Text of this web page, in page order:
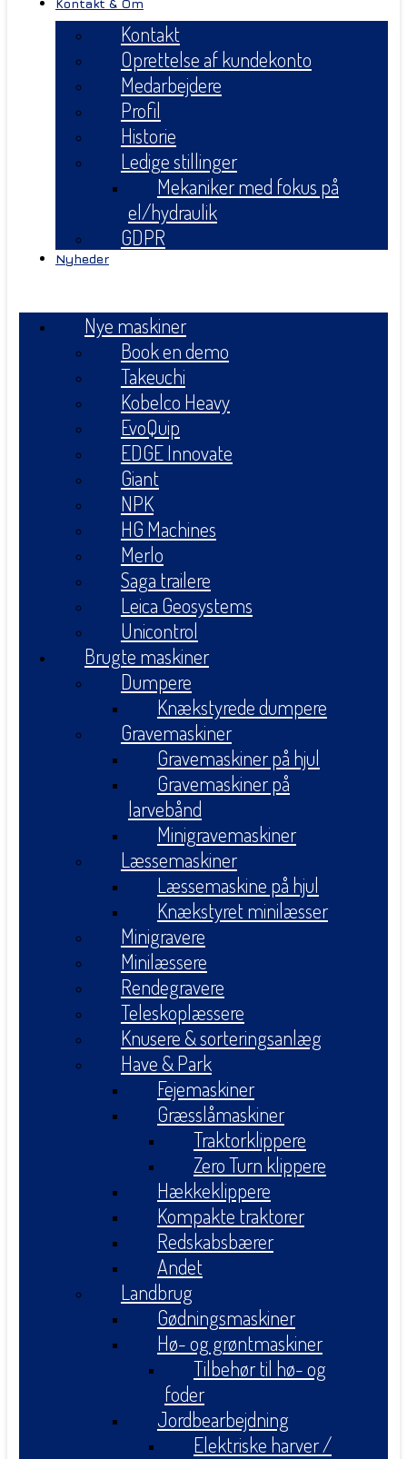
Kontakt & Om
Kontakt
Oprettelse af kundekonto
Medarbejdere
Profil
Historie
Ledige stillinger
Mekaniker med fokus på
el/hydraulik
GDPR
Nyheder
Nye maskiner
Book en demo
Takeuchi
Kobelco Heavy
EvoQuip
EDGE Innovate
Giant
NPK
HG Machines
Merlo
Saga trailere
Leica Geosystems
Unicontrol
Brugte maskiner
Dumpere
Knækstyrede dumpere
Gravemaskiner
Gravemaskiner på hjul
Gravemaskiner på
larvebånd
Minigravemaskiner
Læssemaskiner
Læssemaskine på hjul
Knækstyret minilæsser
Minigravere
Minilæssere
Rendegravere
Teleskoplæssere
Knusere & sorteringsanlæg
Have & Park
Fejemaskiner
Græsslåmaskiner
Traktorklippere
Zero Turn klippere
Hækkeklippere
Kompakte traktorer
Redskabsbærer
Andet
Landbrug
Gødningsmaskiner
Hø- og grøntmaskiner
Tilbehør til hø- og
foder
Jordbearbejdning
Elektriske harver /